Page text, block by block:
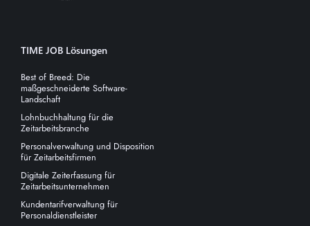
TIME JOB Lösungen
Best of Breed: Die
maßgeschneiderte Software-
Landschaft
Lohnbuchhaltung für die
Zeitarbeitsbranche
Personalverwaltung und Disposition
für Zeitarbeitsfirmen
Digitale Zeiterfassung für
Zeitarbeitsunternehmen
Kundentarifverwaltung für
Personaldienstleister